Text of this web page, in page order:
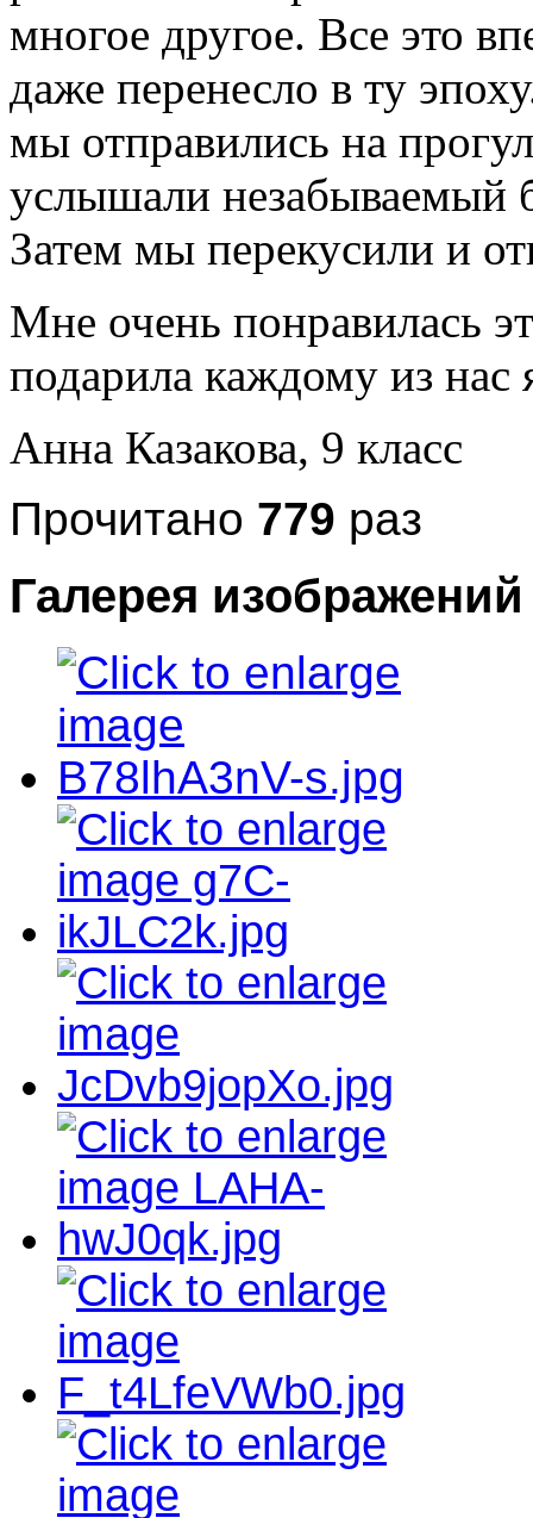
многое другое. Все это
даже перенесло в ту
мы отправились на
услышали незабываемый
Затем мы перекусили и
Мне очень понравилась
подарила каждому из
Анна Казакова, 9 класс
Прочитано 779 раз
Галерея изображений